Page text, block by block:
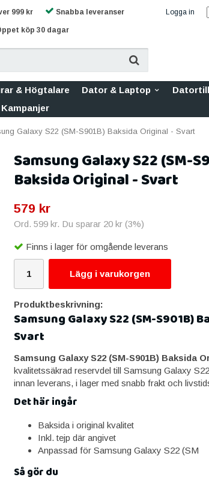
Logga in
999 kr Snabba leveranser
köp 30 dagar
& Högtalare Dator & Laptop
Kampanjer
Galaxy S22 (SM-S901B) Baksida Original - Svart
Samsung Galaxy S22 (SM-
Baksida Original - Svart
579 kr
Ord. 599 kr. Du sparar 20 kr(3%)
Finns i lager för omgående leverans
Lägg i varukorgen
Produktbeskrivning:
Samsung Galaxy S22 (SM-S901B)
Svart
Samsung Galaxy S22 (SM-S901B) Baksida
kvalitetssäkrad reservdel till Samsung Galaxy
innan leverans, i lager med snabb frakt och
Det här ingår
Baksida i original kvalitet
Inkl. tejp där angivet
Anpassad för Samsung Galaxy S22 (SM
Så gör du